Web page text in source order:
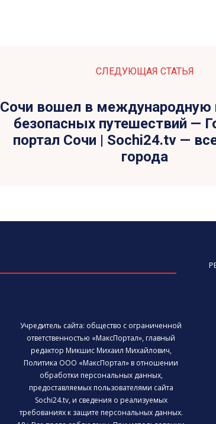
СЛЕДУЮЩАЯ СТАТЬЯ
Сочи вошел в международную
безопасных путешествий —
портал Сочи | Sochi24.tv —
города
Учредитель сайта: общество с ограниченной
ответственностью «МаксПортал», главный
редактор Микшис Михаил Михайлович,
Политика ООО «МаксПортал» в отношении
обработки персональных данных,
предоставляемых пользователями сайта
Sochi24.tv, и сведения о реализуемых
требованиях к защите персональных данных.